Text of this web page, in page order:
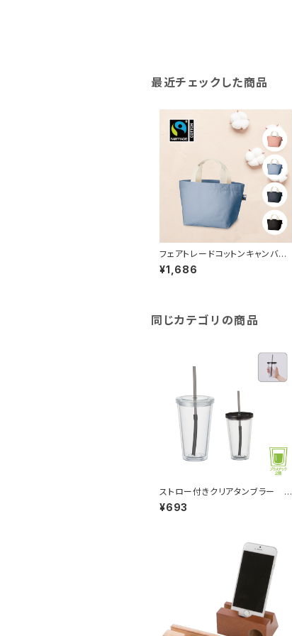
最近チェックした商品
フェアトレードコットンキャンバス
トート MG
¥1,686
同じカテゴリの商品
ストロー付きクリアタンブラー M
G
¥693